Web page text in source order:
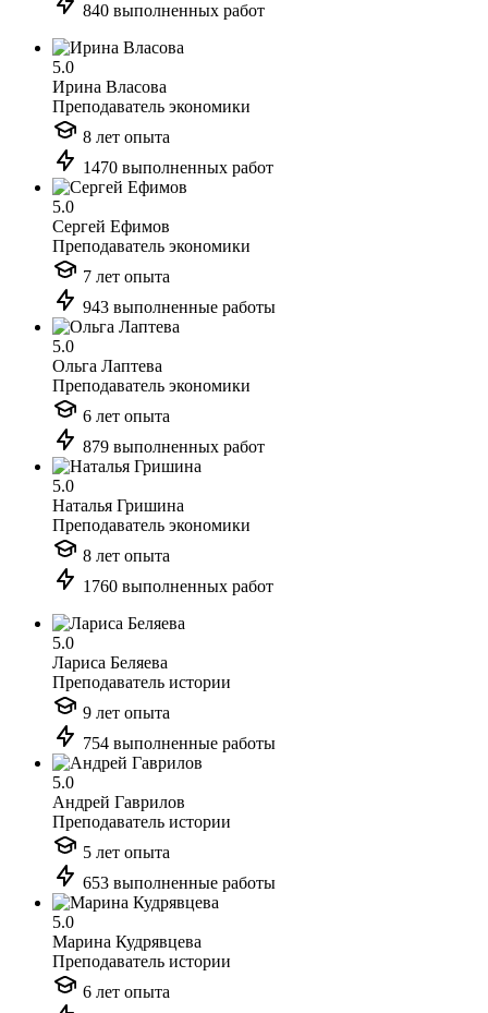
840 выполненных работ
5.0
Ирина Власова
Преподаватель экономики
8 лет опыта
1470 выполненных работ
5.0
Сергей Ефимов
Преподаватель экономики
7 лет опыта
943 выполненные работы
5.0
Ольга Лаптева
Преподаватель экономики
6 лет опыта
879 выполненных работ
5.0
Наталья Гришина
Преподаватель экономики
8 лет опыта
1760 выполненных работ
5.0
Лариса Беляева
Преподаватель истории
9 лет опыта
754 выполненные работы
5.0
Андрей Гаврилов
Преподаватель истории
5 лет опыта
653 выполненные работы
5.0
Марина Кудрявцева
Преподаватель истории
6 лет опыта